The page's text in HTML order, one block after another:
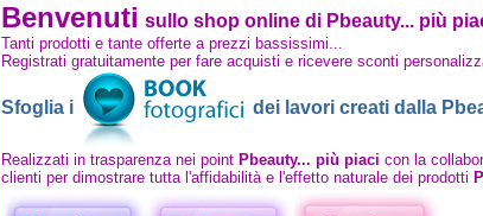
Benvenuti sullo shop online di Pbeauty... più
Tanti prodotti e tante offerte a prezzi bassissimi...
Registrati gratuitamente per fare acquisti e ricevere sconti
Sfoglia i dei lavori creati dalla
Realizzati in trasparenza nei point Pbeauty... più piaci con la
clienti per dimostrare tutta l'affidabilità e l'effetto naturale dei prodotti